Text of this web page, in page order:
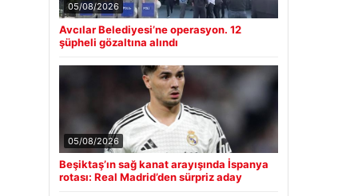
05/08/2026
Avcılar Belediyesi’ne operasyon. 12
şüpheli gözaltına alındı
05/08/2026
Beşiktaş’ın sağ kanat arayışında İspanya
rotası: Real Madrid’den sürpriz aday